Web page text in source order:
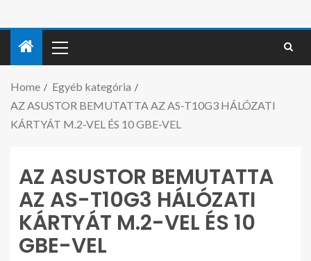
Home
Egyéb kategória
AZ ASUSTOR BEMUTATTA AZ AS-T10G3 HÁLÓZATI
KÁRTYÁT M.2-VEL ÉS 10 GBE-VEL
AZ ASUSTOR BEMUTATTA
AZ AS-T10G3 HÁLÓZATI
KÁRTYÁT M.2-VEL ÉS 10
GBE-VEL